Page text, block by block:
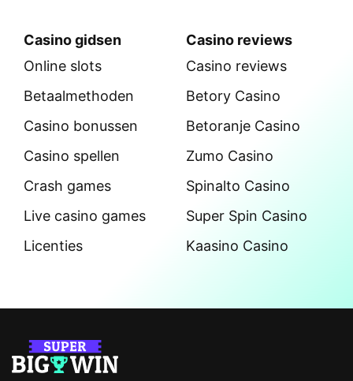
Casino gidsen
Online slots
Betaalmethoden
Casino bonussen
Casino spellen
Crash games
Live casino games
Licenties
Casino reviews
Casino reviews
Betory Casino
Betoranje Casino
Zumo Casino
Spinalto Casino
Super Spin Casino
Kaasino Casino